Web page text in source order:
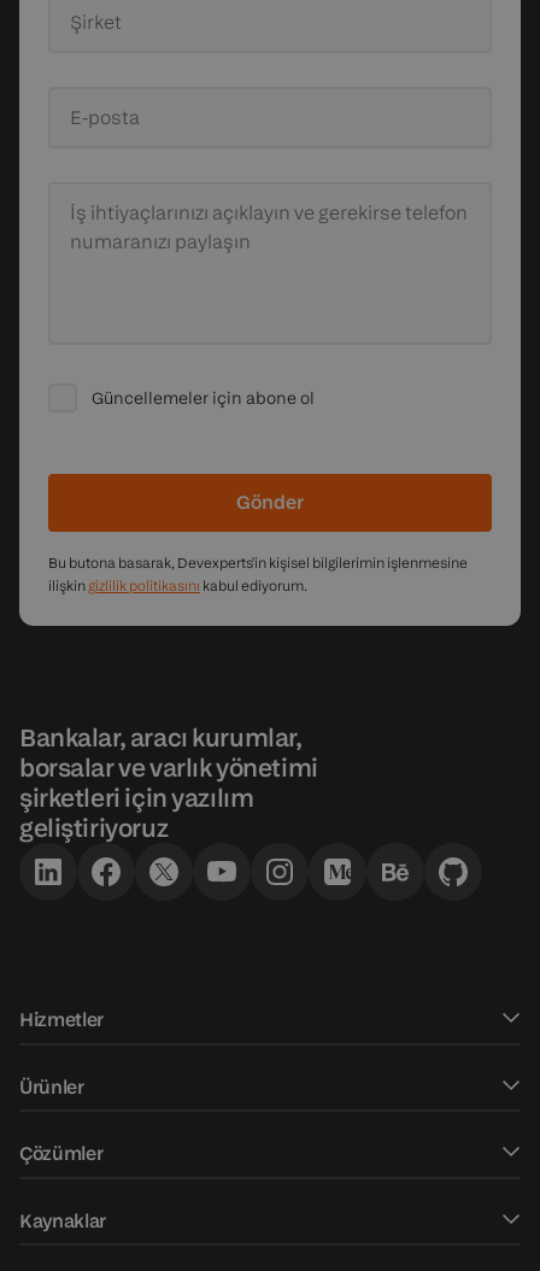
Şirket
E-posta
İş ihtiyaçlarınızı açıklayın ve gerekirse telefon
numaranızı paylaşın
Güncellemeler için abone ol
Gönder
Bu butona basarak, Devexperts'in kişisel bilgilerimin işlenmesine
ilişkin gizlilik politikasını kabul ediyorum.
Bankalar, aracı kurumlar,
borsalar ve varlık yönetimi
şirketleri için yazılım
geliştiriyoruz
Hizmetler
Fintech danışmanlığı
Ürünler
DXtrade XT
Çözümler
Kaynaklar